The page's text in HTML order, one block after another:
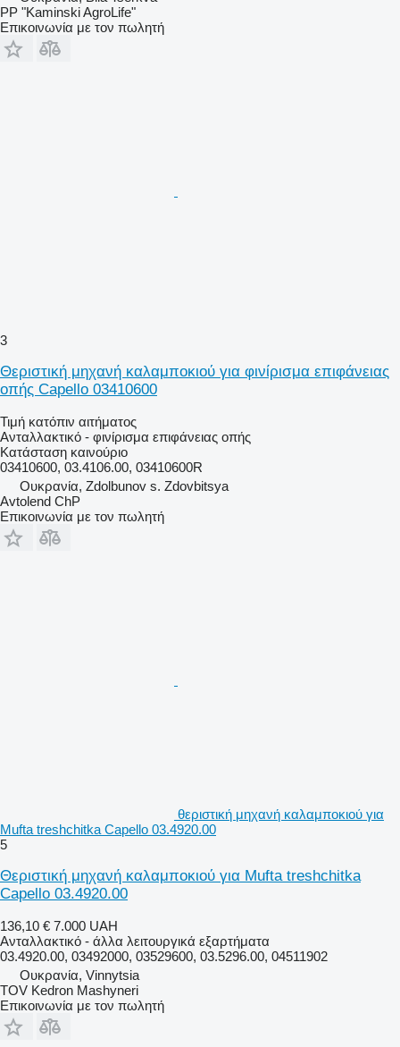
PP "Kaminski AgroLife"
Επικοινωνία με τον πωλητή
3
Θεριστική μηχανή καλαμποκιού για φινίρισμα επιφάνειας
οπής Capello 03410600
Τιμή κατόπιν αιτήματος
Ανταλλακτικό - φινίρισμα επιφάνειας οπής
Κατάσταση καινούριο
03410600, 03.4106.00, 03410600R
Ουκρανία, Zdolbunov s. Zdovbitsya
Avtolend ChP
Επικοινωνία με τον πωλητή
θεριστική μηχανή καλαμποκιού για
Mufta treshchitka Capello 03.4920.00
5
Θεριστική μηχανή καλαμποκιού για Mufta treshchitka
Capello 03.4920.00
136,10 € 7.000 UAH
Ανταλλακτικό - άλλα λειτουργικά εξαρτήματα
03.4920.00, 03492000, 03529600, 03.5296.00, 04511902
Ουκρανία, Vinnytsia
TOV Kedron Mashyneri
Επικοινωνία με τον πωλητή